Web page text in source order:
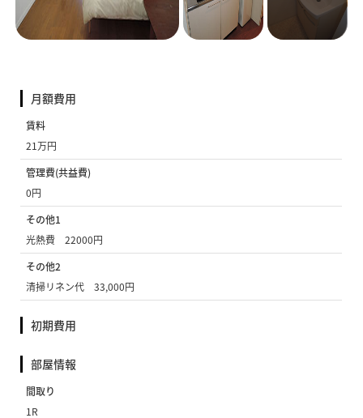
月額費用
賃料
21万円
管理費(共益費)
0円
その他1
光熱費 22000円
その他2
清掃リネン代 33,000円
初期費用
部屋情報
間取り
1R